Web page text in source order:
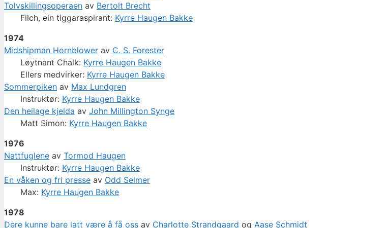
Tolvskillingsoperaen av Bertolt Brecht
Filch, ein tiggaraspirant: Kyrre Haugen Bakke
1974
Midshipman Hornblower av C. S. Forester
Løytnant Chalk: Kyrre Haugen Bakke
Ellers medvirker: Kyrre Haugen Bakke
Sommerpiken av Max Lundgren
Instruktør: Kyrre Haugen Bakke
Den heilage kjelda av John Millington Synge
Matt Simon: Kyrre Haugen Bakke
1976
Nattfuglene av Tormod Haugen
Instruktør: Kyrre Haugen Bakke
En våken og fri presse av Odd Selmer
Max: Kyrre Haugen Bakke
1978
Dere kunne bare latt være å få oss av Charlotte Strandgaard og Aase Schmidt